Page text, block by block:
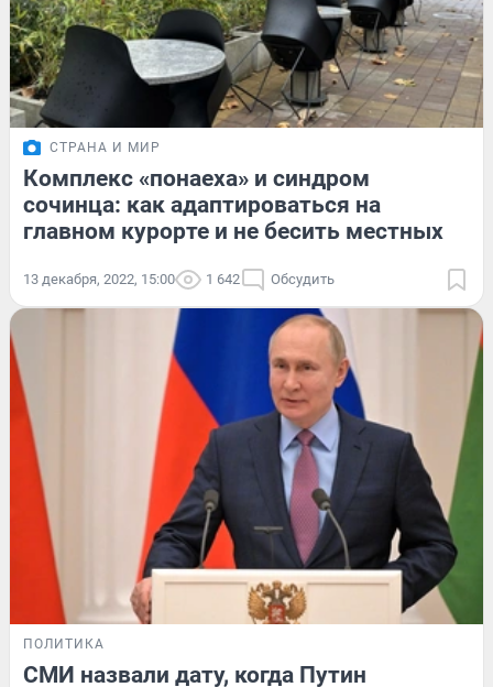
СТРАНА И МИР
Комплекс «понаеха» и синдром
сочинца: как адаптироваться на
главном курорте и не бесить местных
13 декабря, 2022, 15:00 1 642 Обсудить
ПОЛИТИКА
СМИ назвали дату, когда Путин